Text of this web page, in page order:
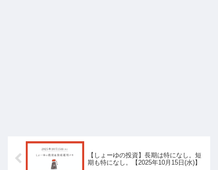
【しょーゆの投資】長期は特になし。短
期も特になし。【2025年10月15日(水)】